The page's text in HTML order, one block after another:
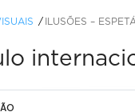
ILUSÕES –